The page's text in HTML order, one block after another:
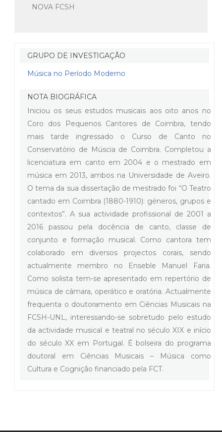
NOVA FCSH
GRUPO DE INVESTIGAÇÃO
Música no Período Moderno
NOTA BIOGRÁFICA
Iniciou os seus estudos musicais aos oito anos no
Coro dos Pequenos Cantores de Coimbra, tendo
mais tarde ingressado o Curso de Canto no
Conservatório de Múscia de Coimbra. Completou a
licenciatura em canto em 2004 e o mestrado em
música em 2013, ambos na Universidade de Aveiro.
O tema da sua dissertação de mestrado foi “O Teatro
cantado em Coimbra (1880-1910): géneros, grupos e
contextos”. A sua actividade profissional de 2001 a
2016 passou pela docência de canto, classe de
conjunto e formação musical. Como cantora tem
colaborado em diversos projectos corais, sendo
actualmente membro no Enseble Manuel Faria.
Como solista tem-se apresentado em repertório de
música de câmara, operático e oratória. Actualmente
frequenta o doutoramento em Ciências Musicais na
FCSH-UNL, interessando-se sobretudo pelo estudo
da actividade musical e teatral no século XIX e início
do século XX em Portugal. É bolseira do programa
doutoral em Ciências Musicais – Música como
Cultura e Cognição financiado pela FCT.